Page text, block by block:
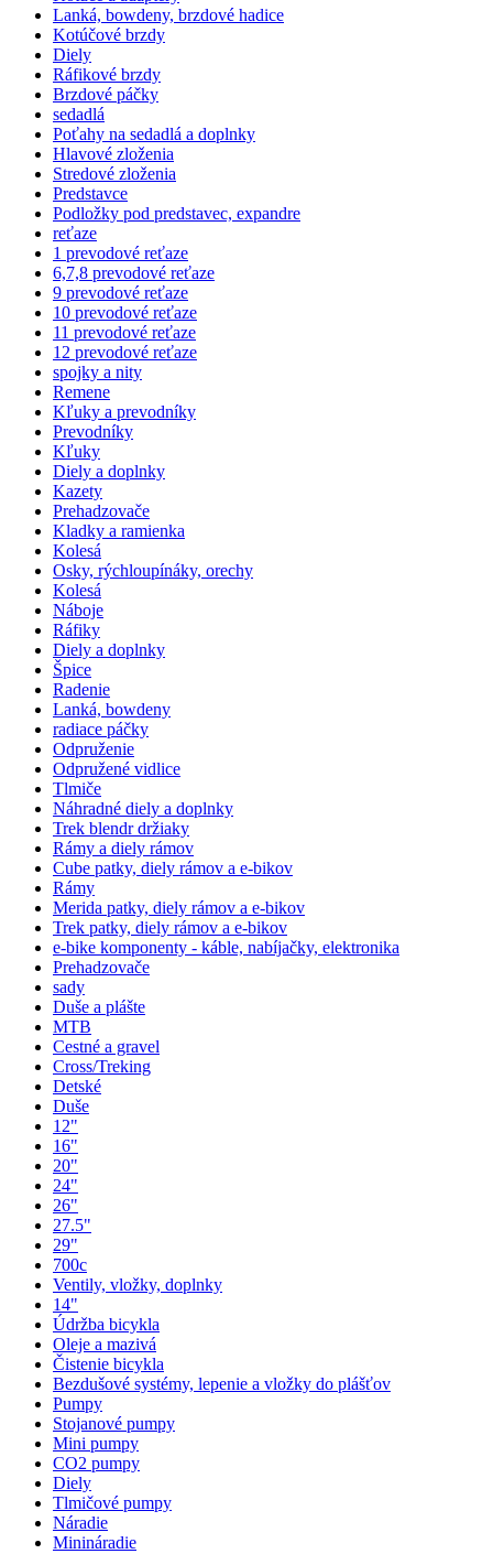
Lanká, bowdeny, brzdové hadice
Kotúčové brzdy
Diely
Ráfikové brzdy
Brzdové páčky
sedadlá
Poťahy na sedadlá a doplnky
Hlavové zloženia
Stredové zloženia
Predstavce
Podložky pod predstavec, expandre
reťaze
1 prevodové reťaze
6,7,8 prevodové reťaze
9 prevodové reťaze
10 prevodové reťaze
11 prevodové reťaze
12 prevodové reťaze
spojky a nity
Remene
Kľuky a prevodníky
Prevodníky
Kľuky
Diely a doplnky
Kazety
Prehadzovače
Kladky a ramienka
Kolesá
Osky, rýchloupínáky, orechy
Kolesá
Náboje
Ráfiky
Diely a doplnky
Špice
Radenie
Lanká, bowdeny
radiace páčky
Odpruženie
Odpružené vidlice
Tlmiče
Náhradné diely a doplnky
Trek blendr držiaky
Rámy a diely rámov
Cube patky, diely rámov a e-bikov
Rámy
Merida patky, diely rámov a e-bikov
Trek patky, diely rámov a e-bikov
e-bike komponenty - káble, nabíjačky, elektronika
Prehadzovače
sady
Duše a plášte
MTB
Cestné a gravel
Cross/Treking
Detské
Duše
12"
16"
20"
24"
26"
27.5"
29"
700c
Ventily, vložky, doplnky
14"
Údržba bicykla
Oleje a mazivá
Čistenie bicykla
Bezdušové systémy, lepenie a vložky do plášťov
Pumpy
Stojanové pumpy
Mini pumpy
CO2 pumpy
Diely
Tlmičové pumpy
Náradie
Minináradie